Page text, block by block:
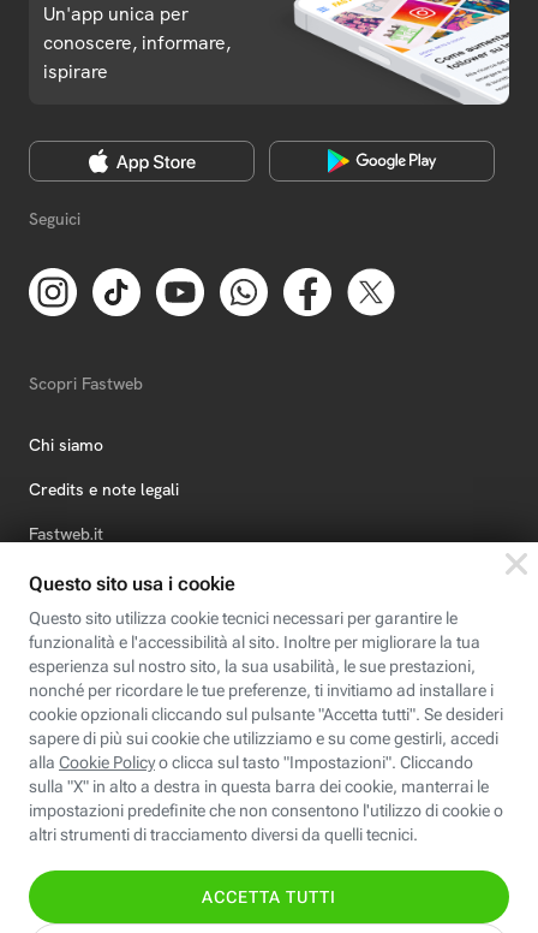
Un'app unica per
conoscere, informare,
ispirare
Seguici
Scopri Fastweb
Chi siamo
Credits e note legali
Fastweb.it
Formazione
Fastweb Digital Academy
STEP FuturAbility District
Insieme, siamo futuro
© Fastweb SpA 2026 - P.IVA 12878470157